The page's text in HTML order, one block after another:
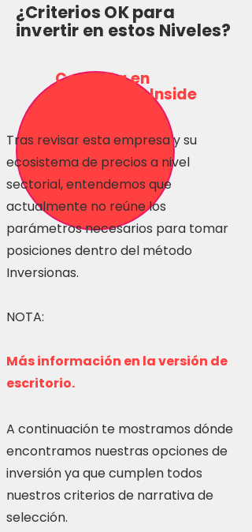
¿Criterios OK para
invertir en estos Niveles?
Consulta en
Inversionas Inside
Tras revisar esta empresa y su
ecosistema de precios a nivel
sectorial, entendemos que
actualmente no reúne los
parámetros necesarios para tomar
posiciones dentro del método
Inversionas.
NOTA:
Más información en la versión de
escritorio.
A continuación te mostramos dónde
encontramos nuestras opciones de
inversión ya que cumplen todos
nuestros criterios de narrativa de
selección.